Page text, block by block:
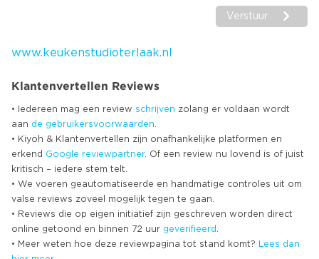
Verstuur
www.keukenstudioterlaak.nl
Klantenvertellen Reviews
• Iedereen mag een review schrijven zolang er voldaan wordt
aan de gebruikersvoorwaarden
• Kiyoh & Klantenvertellen zijn onafhankelijke platformen en
erkend Google reviewpartner. Of een review nu lovend is of juist
kritisch – iedere stem telt.
• We voeren geautomatiseerde en handmatige controles uit om
valse reviews zoveel mogelijk tegen te gaan.
• Reviews die op eigen initiatief zijn geschreven worden direct
online getoond en binnen 72 uur geverifieerd
• Meer weten hoe deze reviewpagina tot stand komt?
Lees dan